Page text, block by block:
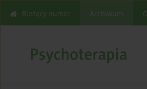
Bieżący numer Archiwum